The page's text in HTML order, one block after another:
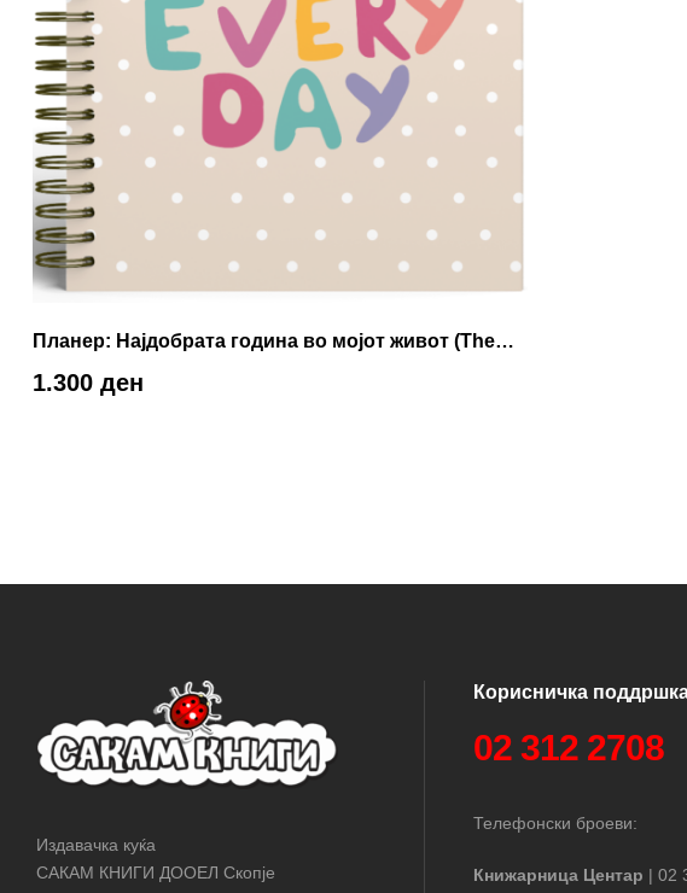
Планер: Најдобрата година во мојот живот (The
Cute One)
1.300 ден
Издавачка куќа
САКАМ КНИГИ ДООЕЛ Скопје
Корисничка
02 312 2708
Телефонски броеви:
Книжарница Центар | 02